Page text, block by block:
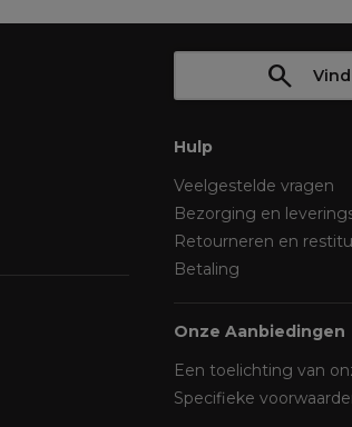
Hulp
Veelgestelde vragen
Bezorging en
Retourneren en
Betaling
Onze Aanbiedingen
Een toelichting van
Specifieke